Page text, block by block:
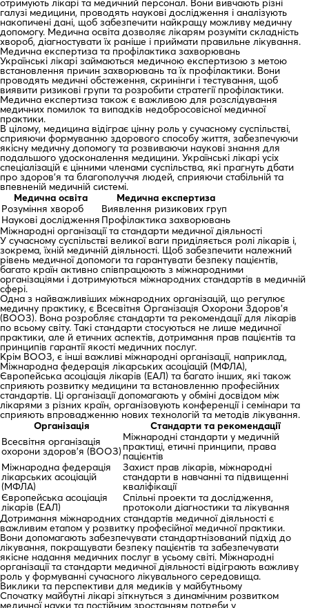
галузі медицини, проводять наукові дослідження і аналізують
накопичені дані, щоб забезпечити найкращу можливу медичну
допомогу. Медична освіта дозволяє лікарям розуміти складність
хвороб, діагностувати їх раніше і приймати правильне лікування.
Медична експертиза та профілактика захворювань
Українські лікарі займаються медичною експертизою з метою
встановлення причин захворювань та їх профілактики. Вони
проводять медичні обстеження, скринінги і тестування, щоб
виявити ризикові групи та розробити стратегії профілактики.
Медична експертиза також є важливою для розслідування
медичних помилок та випадків недобросовісної медичної
практики.
В цілому, медицина відіграє цінну роль у сучасному суспільстві,
сприяючи формуванню здорового способу життя, забезпечуючи
якісну медичну допомогу та розвиваючи наукові знання для
подальшого удосконалення медицини. Українські лікарі усіх
спеціалізацій є цінними членами суспільства, які прагнуть дбати
про здоров’я та благополуччя людей, сприяючи стабільній та
впевненій медичній системі.
Медична освіта
Медична експертиза
Розуміння хвороб
Виявлення ризикових груп
Наукові дослідження Профілактика захворювань
Міжнародні організації та стандарти медичної діяльності
У сучасному суспільстві великої ваги приділяється ролі лікарів і,
зокрема, їхній медичній діяльності. Щоб забезпечити належний
рівень медичної допомоги та гарантувати безпеку пацієнтів,
багато країн активно співпрацюють з міжнародними
організаціями і дотримуються міжнародних стандартів в медичній
сфері.
Одна з найважливіших міжнародних організацій, що регулює
медичну практику, є Всесвітня Організація Охорони Здоров’я
(ВООЗ). Вона розробляє стандарти та рекомендації для лікарів
по всьому світу. Такі стандарти стосуються не лише медичної
практики, але й етичних аспектів, дотримання прав пацієнтів та
принципів гарантії якості медичних послуг.
Крім ВООЗ, є інші важливі міжнародні організації, наприклад,
Міжнародна федерація лікарських асоціацій (МФЛА),
Європейська асоціація лікарів (ЕАЛ) та багато інших, які також
сприяють розвитку медицини та встановленню професійних
стандартів. Ці організації допомагають у обміні досвідом між
лікарями з різних країн, організовують конференції і семінари та
сприяють впровадженню нових технологій та методів лікування.
Організація
Стандарти та рекомендації
Всесвітня організація
охорони здоров’я (ВООЗ)
Міжнародні стандарти у медичній
практиці, етичні принципи, права
пацієнтів
Міжнародна федерація
лікарських асоціацій
(МФЛА)
Захист прав лікарів, міжнародні
стандарти в навчанні та підвищенні
кваліфікації
Європейська асоціація
лікарів (ЕАЛ)
Спільні проекти та дослідження,
протоколи діагностики та лікування
Дотримання міжнародних стандартів медичної діяльності є
важливим етапом у розвитку професійної медичної практики.
Вони допомагають забезпечувати стандартнізований підхід до
лікування, покращувати безпеку пацієнтів та забезпечувати
якісне надання медичних послуг в усьому світі. Міжнародні
організації та стандарти медичної діяльності відіграють важливу
роль у формуванні сучасного лікувального середовища.
Виклики та перспективи для медиків у майбутньому
Спочатку майбутні лікарі зіткнуться з динамічним розвитком
медичної науки та постійним зростанням потреби у